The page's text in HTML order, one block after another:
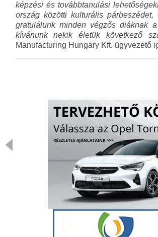
képzési és továbbtanulási
ország közötti kulturális
gratulálunk minden végzős diáknak
kívánunk nekik életük következő
Manufacturing Hungary Kft. ügyvezető